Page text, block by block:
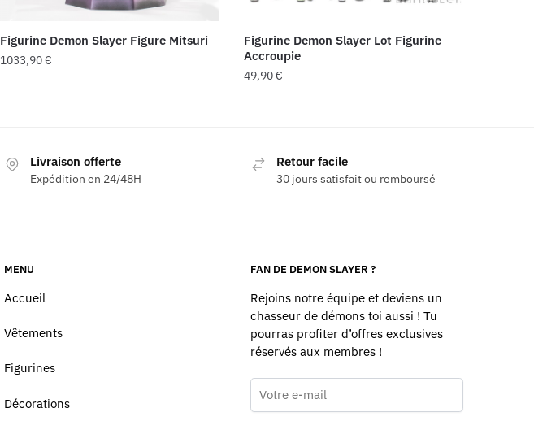
Figurine Demon Slayer Figure Mitsuri
1033,90€
Figurine Demon Slayer Lot Figurine
Accroupie
49,90€
plusieurs
variations.
être
sur
page
produit
Livraison offerte
Expédition en 24/48H
Retour facile
30 jours satisfait ou remboursé
MENU
Accueil
Vêtements
Figurines
Décorations
FAN DE DEMON SLAYER ?
Rejoins notre équipe et deviens un
chasseur de démons toi aussi ! Tu
pourras profiter d’offres exclusives
réservés aux membres !